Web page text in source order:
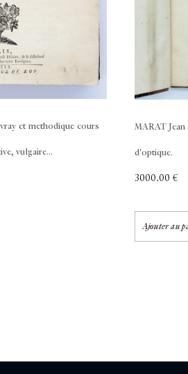
et methodique cours
vulgaire...
MARAT Jean
d'optique.
3000,00 €
Ajouter au